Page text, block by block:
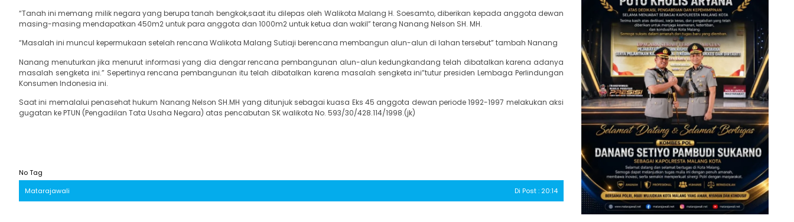
“Tanah ini memang milik negara yang berupa tanah bengkok,saat itu dilepas oleh Walikota Malang H. Soesamto, diberikan kepada anggota dewan
masing-masing mendapatkan 450m2 untuk para anggota dan 1000m2 untuk ketua dan wakil” terang Nanang Nelson SH. MH.
“Masalah ini muncul kepermukaan setelah rencana Walikota Malang Sutiaji berencana membangun alun-alun di lahan tersebut” tambah Nanang
Nanang menuturkan jika menurut informasi yang dia dengar rencana pembangunan alun-alun kedungkandang telah dibatalkan karena adanya
masalah sengketa ini.” Sepertinya rencana pembangunan itu telah dibatalkan karena masalah sengketa ini”tutur presiden Lembaga Perlindungan
Konsumen Indonesia ini.
Saat ini memalalui penasehat hukum Nanang Nelson SH.MH yang ditunjuk sebagai kuasa Eks 45 anggota dewan periode 1992-1997 melakukan aksi
gugatan ke PTUN (Pengadilan Tata Usaha Negara) atas pencabutan SK walikota No. 593/30/428.114/1998.(jk)
No Tag
Matarajawali
Di Post : 20:14